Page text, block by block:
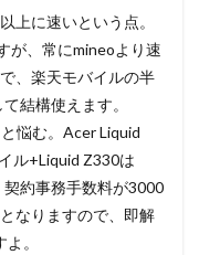
上に速いという点。
が、常にmineoより速
、楽天モバイルの半
結構使えます。
悩む。Acer Liquid
ル+Liquid Z330は
約事務手数料が3000
なりますので、即解
。